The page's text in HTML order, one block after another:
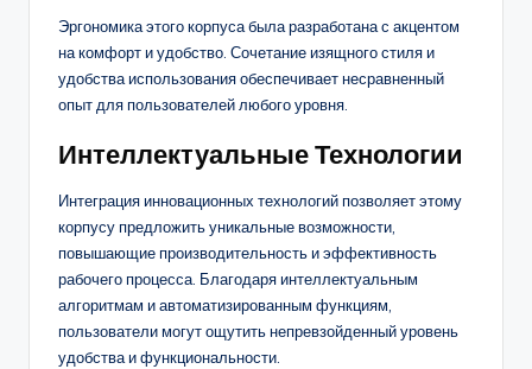
Эргономика этого корпуса была разработана с акцентом
на комфорт и удобство. Сочетание изящного стиля и
удобства использования обеспечивает несравненный
опыт для пользователей любого уровня.
Интеллектуальные Технологии
Интеграция инновационных технологий позволяет этому
корпусу предложить уникальные возможности,
повышающие производительность и эффективность
рабочего процесса. Благодаря интеллектуальным
алгоритмам и автоматизированным функциям,
пользователи могут ощутить непревзойденный уровень
удобства и функциональности.